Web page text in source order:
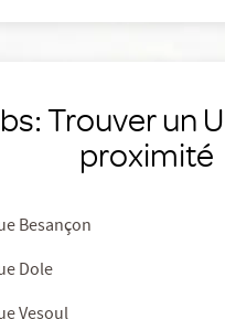
Trouver un
proximité
Besançon
Dole